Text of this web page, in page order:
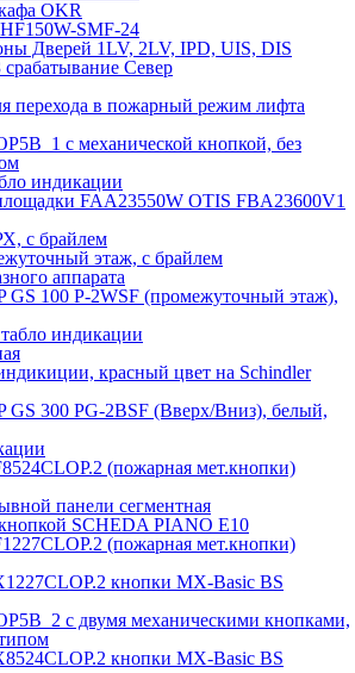
OKR
SMF-24
Дверей 1LV, 2LV, IPD, UIS, DIS
Cевер
перехода в пожарный режим лифта
с механической кнопкой, без
индикации
FAA23550W OTIS FBA23600V1
с брайлем
этаж, с брайлем
аппарата
GS 100 P-2WSF (промежуточный этаж),
индикации
красный цвет на Schindler
GS 300 PG-2BSF (Вверх/Вниз), белый,
(пожарная мет.кнопки)
панели сегментная
SCHEDA PIANO E10
(пожарная мет.кнопки)
кнопки MX-Basic BS
с двумя механическими кнопками,
кнопки MX-Basic BS